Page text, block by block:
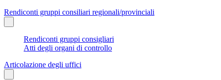
Rendiconti gruppi consiliari regionali/provinciali
Rendiconti gruppi consigliari
Atti degli organi di controllo
Articolazione degli uffici